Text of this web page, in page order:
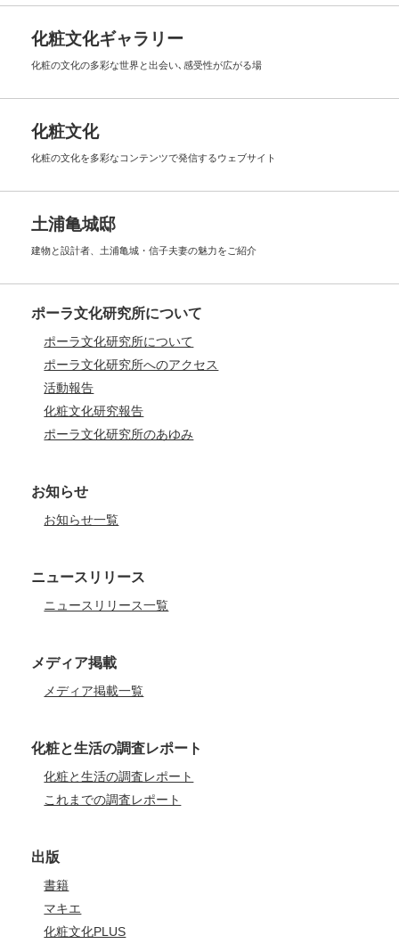
化粧文化ギャラリー
化粧の文化の多彩な世界と出会い､ 感受性が広がる場
化粧文化
化粧の文化を多彩なコンテンツで発信するウェブサイト
土浦亀城邸
建物と設計者、土浦亀城・信子夫妻の魅力をご紹介
ポーラ文化研究所について
ポーラ文化研究所について
ポーラ文化研究所へのアクセス
活動報告
化粧文化研究報告
ポーラ文化研究所のあゆみ
お知らせ
お知らせ一覧
ニュースリリース
ニュースリリース一覧
メディア掲載
メディア掲載一覧
化粧と生活の調査レポート
化粧と生活の調査レポート
これまでの調査レポート
出版
書籍
マキエ
化粧文化PLUS